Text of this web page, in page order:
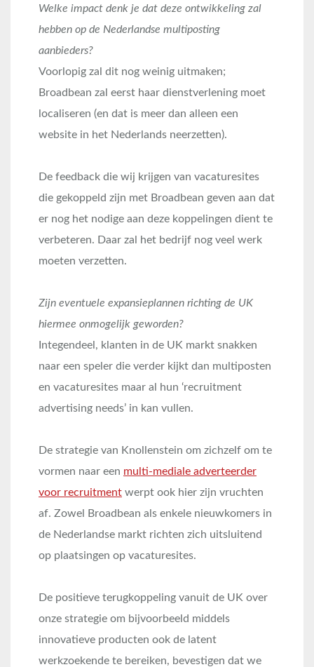
Welke impact denk je dat deze ontwikkeling zal
hebben op de Nederlandse multiposting
aanbieders?
Voorlopig zal dit nog weinig uitmaken;
Broadbean zal eerst haar dienstverlening moet
localiseren (en dat is meer dan alleen een
website in het Nederlands neerzetten).
De feedback die wij krijgen van vacaturesites
die gekoppeld zijn met Broadbean geven aan dat
er nog het nodige aan deze koppelingen dient te
verbeteren. Daar zal het bedrijf nog veel werk
moeten verzetten.
Zijn eventuele expansieplannen richting de UK
hiermee onmogelijk geworden?
Integendeel, klanten in de UK markt snakken
naar een speler die verder kijkt dan multiposten
en vacaturesites maar al hun ‘recruitment
advertising needs’ in kan vullen.
De strategie van Knollenstein om zichzelf om te
vormen naar een multi-mediale adverteerder
voor recruitment werpt ook hier zijn vruchten
af. Zowel Broadbean als enkele nieuwkomers in
de Nederlandse markt richten zich uitsluitend
op plaatsingen op vacaturesites.
De positieve terugkoppeling vanuit de UK over
onze strategie om bijvoorbeeld middels
innovatieve producten ook de latent
werkzoekende te bereiken, bevestigen dat we